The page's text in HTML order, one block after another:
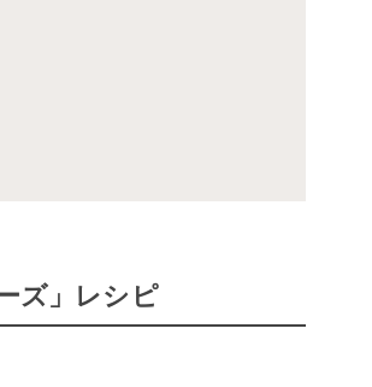
ズ」レシピ